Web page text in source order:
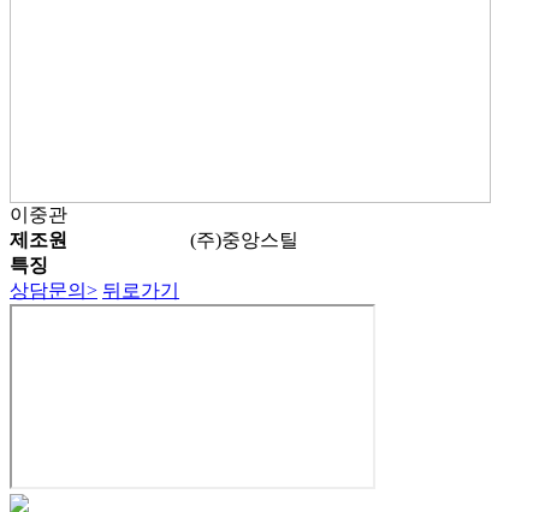
이중관
제조원
(주)중앙스틸
특징
상담문의 > 뒤로가기